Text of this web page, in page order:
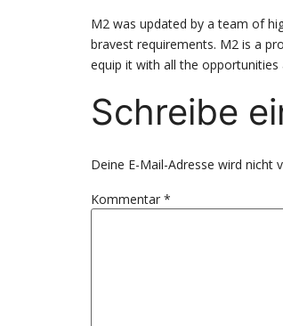
M2 was updated by a team of
bravest requirements. M2 is a
equip it with all the opportunities
Schreibe
Deine E-Mail-Adresse wird nicht
Kommentar *